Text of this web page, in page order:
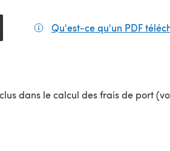
Qu'est-ce qu'un PDF
dans le calcul des frais de port
onglet)